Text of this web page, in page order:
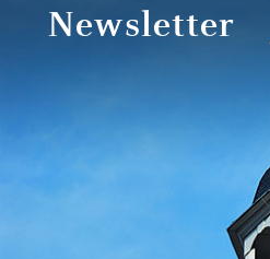
Newsletter